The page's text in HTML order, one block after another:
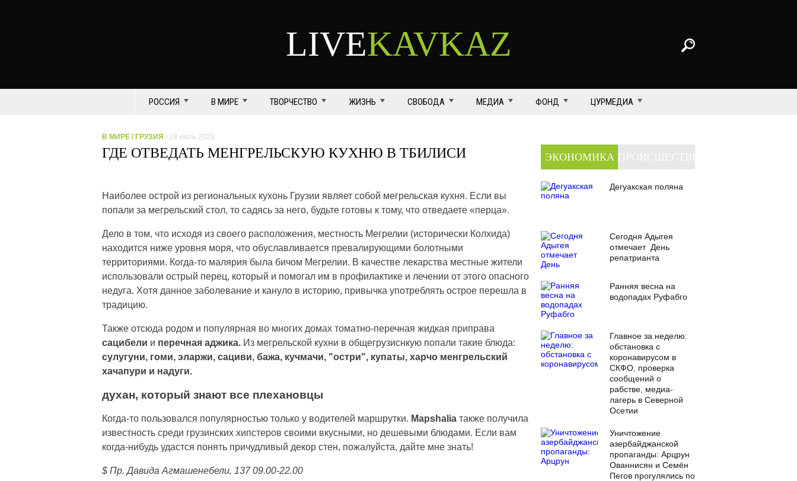
LIVEKAVKAZ
РОССИЯ В МИРЕ ТВОРЧЕСТВО ЖИЗНЬ СВОБОДА МЕДИА ФОНД ЦУРМЕДИА
В МИРЕ / ГРУЗИЯ / 18 июль 2020
ГДЕ ОТВЕДАТЬ МЕНГРЕЛЬСКУЮ КУХНЮ В ТБИЛИСИ
Наиболее острой из региональных кухонь Грузии являет собой мегрельская кухня. Если вы
попали за мегрельский стол, то садясь за него, будьте готовы к тому, что отведаете «перца».
Дело в том, что исходя из своего расположения, местность Мегрелии (исторически Колхида)
находится ниже уровня моря, что обуславливается превалирующими болотными
территориями. Когда-то малярия была бичом Мегрелии. В качестве лекарства местные жители
использовали острый перец, который и помогал им в профилактике и лечении от этого опасного
недуга. Хотя данное заболевание и кануло в историю, привычка употреблять острое перешла в
традицию.
Также отсюда родом и популярная во многих домах томатно-перечная жидкая приправа
сацибели и перечная аджика. Из мегрельской кухни в общегрузиснкую попали такие блюда:
сулугуни, гоми, эларжи, сациви, бажа, кучмачи, "остри", купаты, харчо менгрельский
хачапури и надуги.
духан, который знают все плехановцы
Когда-то пользовался популярностью только у водителей маршрутки. Mapshalia также получила
известность среди грузинских хипстеров своими вкусными, но дешевыми блюдами. Если вам
когда-нибудь удастся понять причудливый декор стен, пожалуйста, дайте мне знать!
$ Пр. Давида Агмашенебели, 137 09.00-22.00
ЭКОНОМИКА
Дегуакская поляна
Сегодня Адыгея
отмечает День
репатрианта
Ранняя весна на
водопадах Руфабго
Главное за неделю:
обстановка с
коронавирусом в
СКФО, проверка
сообщений о
рабстве, медиа-
лагерь в Северной
Осетии
Уничтожение
азербайджанской
пропаганды: Арцрун
Ованнисян и Семён
Пегов прогулялись по